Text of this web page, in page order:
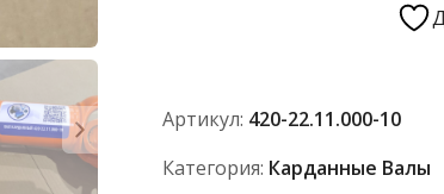
Артикул: 420-22.11.000-10
Категория: Карданные Валы